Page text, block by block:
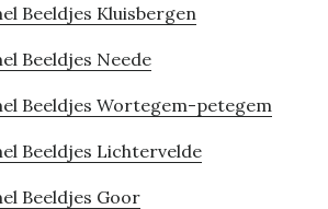
Beeldjes Kluisbergen
Beeldjes Neede
Beeldjes Wortegem-petegem
Beeldjes Lichtervelde
Beeldjes Goor